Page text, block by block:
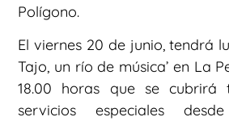
Polígono.
El viernes 20 de junio, tendrá
Tajo, un río de música’ en La
18.00 horas que se cubrirá
servicios especiales